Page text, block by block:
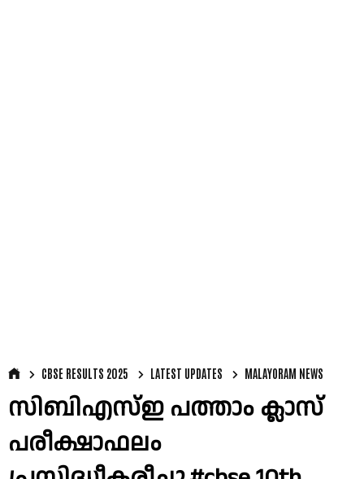
CBSE RESULTS 2025 LATEST UPDATES MALAYORAM NEWS
സിബിഎസ്ഇ പത്താം ക്ലാസ്
പരീക്ഷാഫലം